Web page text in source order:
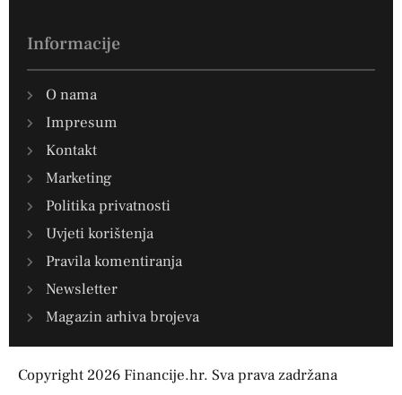
Informacije
O nama
Impresum
Kontakt
Marketing
Politika privatnosti
Uvjeti korištenja
Pravila komentiranja
Newsletter
Magazin arhiva brojeva
Copyright 2026 Financije.hr. Sva prava zadržana